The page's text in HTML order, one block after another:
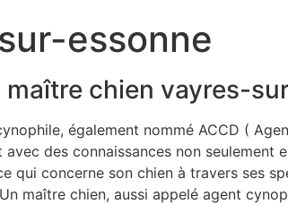
essonne
maître chien vayres-
également nommé ACCD (
des connaissances non seulement
qui concerne son chien à travers ses
maître chien, aussi appelé agent